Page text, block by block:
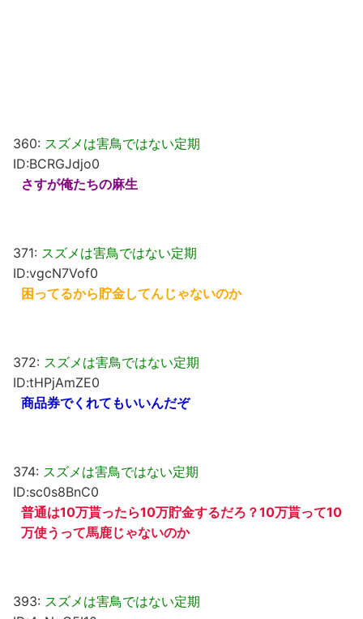
360: スズメは害鳥ではない定期
ID:BCRGJdjo0
さすが俺たちの麻生
371: スズメは害鳥ではない定期
ID:vgcN7Vof0
困ってるから貯金してんじゃないのか
372: スズメは害鳥ではない定期
ID:tHPjAmZE0
商品券でくれてもいいんだぞ
374: スズメは害鳥ではない定期
ID:sc0s8BnC0
普通は10万貰ったら10万貯金するだろ？10万貰って10
万使うって馬鹿じゃないのか
393: スズメは害鳥ではない定期